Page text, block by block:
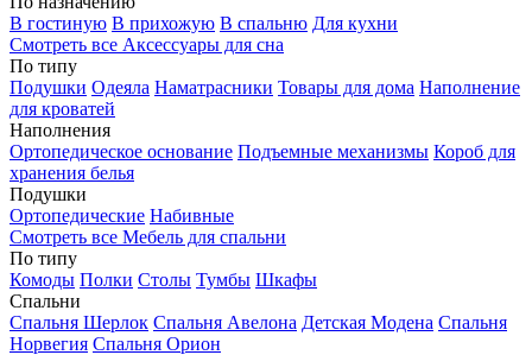
В гостиную В прихожую В спальню Для кухни
Смотреть все Аксессуары для сна
По типу
Подушки Одеяла Наматрасники Товары для дома Наполнение
для кроватей
Наполнения
Ортопедическое основание Подъемные механизмы Короб для
хранения белья
Подушки
Ортопедические Набивные
Смотреть все Мебель для спальни
По типу
Комоды Полки Столы Тумбы Шкафы
Спальни
Спальня Шерлок Спальня Авелона Детская Модена Спальня
Норвегия Спальня Орион